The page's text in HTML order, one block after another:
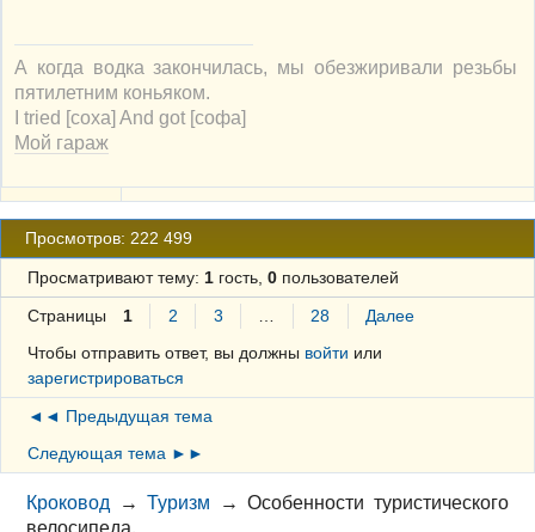
А когда водка закончилась, мы обезжиривали резьбы
пятилетним коньяком.
I tried [соха] And got [софа]
Мой гараж
Просмотров: 222 499
Просматривают тему: 1гость, 0пользователей
Страницы 1 2 3 28
Далее
Чтобы отправить ответ, вы должны войти или
зарегистрироваться
◄◄ Предыдущая тема
Следующая тема ►►
Кроковод →Туризм →Особенности туристического
велосипеда.